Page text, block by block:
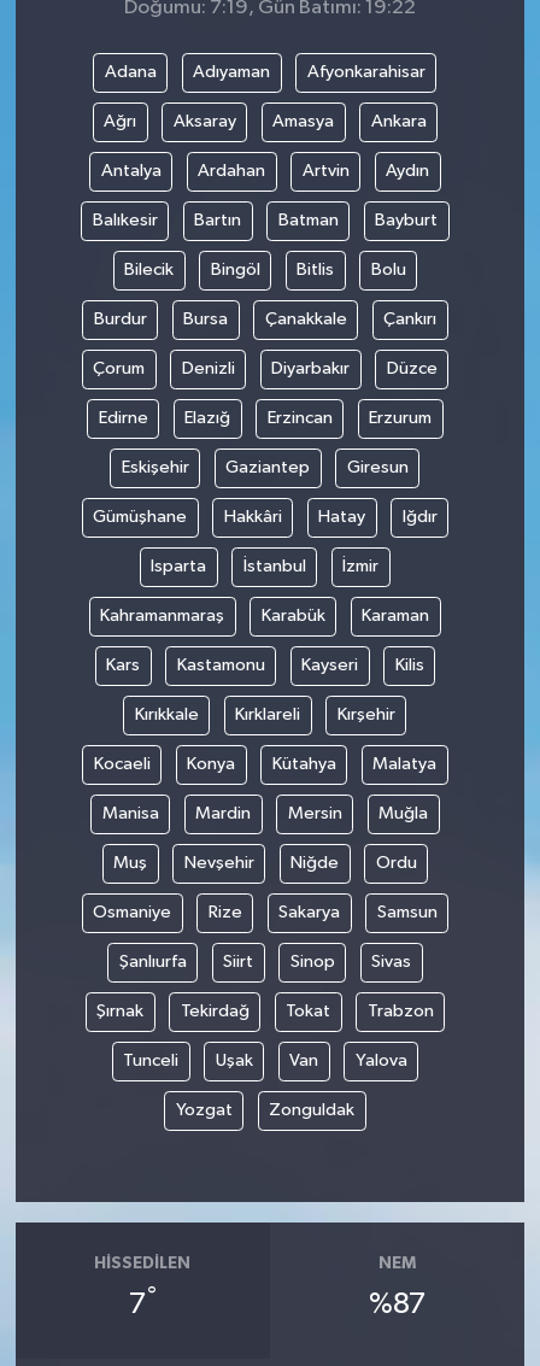
Doğumu: 7:19, Gün Batımı: 19:22
Adana Adıyaman Afyonkarahisar
Ağrı Aksaray Amasya Ankara
Antalya Ardahan Artvin Aydın
Balıkesir Bartın Batman Bayburt
Bilecik Bingöl Bitlis Bolu
Burdur Bursa Çanakkale Çankırı
Çorum Denizli Diyarbakır Düzce
Edirne Elazığ Erzincan Erzurum
Eskişehir Gaziantep Giresun
Gümüşhane Hakkâri Hatay Iğdır
Isparta İstanbul İzmir
Kahramanmaraş Karabük Karaman
Kars Kastamonu Kayseri Kilis
Kırıkkale Kırklareli Kırşehir
Kocaeli Konya Kütahya Malatya
Manisa Mardin Mersin Muğla
Muş Nevşehir Niğde Ordu
Osmaniye Rize Sakarya Samsun
Şanlıurfa Siirt Sinop Sivas
Şırnak Tekirdağ Tokat Trabzon
Tunceli Uşak Van Yalova
Yozgat Zonguldak
HISSEDILEN
7°
NEM
%87